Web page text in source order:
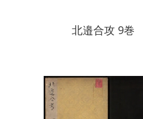
北邉合攻 9巻